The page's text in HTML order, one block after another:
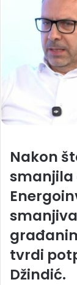
Nakon
smanjila
tvrdi
Džindić.